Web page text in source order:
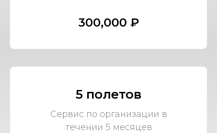
300,000 ₽
5 полетов
Сервис по организации в
течении 5 месяцев